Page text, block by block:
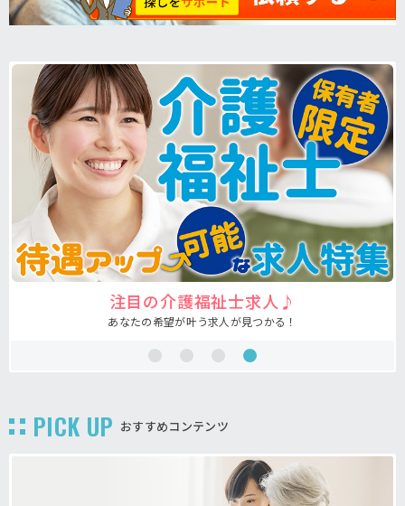
注目の介護福祉士求人♪
あなたの希望が叶う求人が見つかる！
PICK UP おすすめコンテンツ